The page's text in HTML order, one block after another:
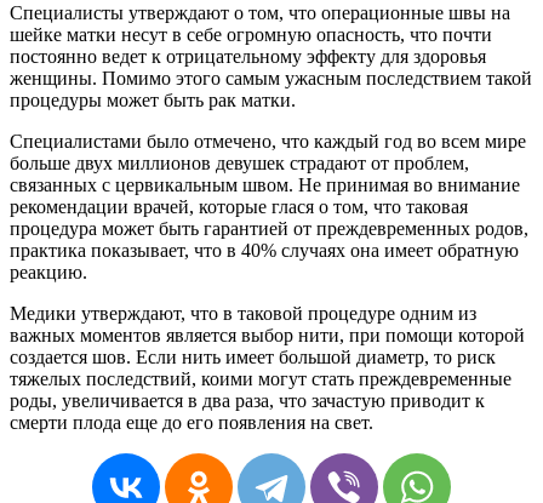
Специалисты утверждают о том, что операционные швы на
шейке матки несут в себе огромную опасность, что почти
постоянно ведет к отрицательному эффекту для здоровья
женщины. Помимо этого самым ужасным последствием такой
процедуры может быть рак матки.
Специалистами было отмечено, что каждый год во всем мире
больше двух миллионов девушек страдают от проблем,
связанных с цервикальным швом. Не принимая во внимание
рекомендации врачей, которые глася о том, что таковая
процедура может быть гарантией от преждевременных родов,
практика показывает, что в 40% случаях она имеет обратную
реакцию.
Медики утверждают, что в таковой процедуре одним из
важных моментов является выбор нити, при помощи которой
создается шов. Если нить имеет большой диаметр, то риск
тяжелых последствий, коими могут стать преждевременные
роды, увеличивается в два раза, что зачастую приводит к
смерти плода еще до его появления на свет.